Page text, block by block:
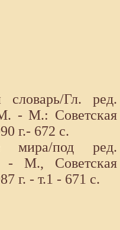
словарь/Гл. ред.
- М.: Советская
г.- 672 с.
мира/под ред.
М., Советская
г. - т.1 - 671 с.